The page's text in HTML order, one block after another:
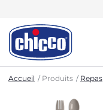
Accueil Produits Repas